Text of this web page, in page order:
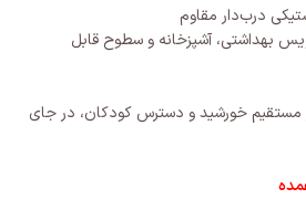
درب‌دار مقاوم
بهداشتی، آشپزخانه و سطوح قابل
مستقیم خورشید و دسترس کودکان، در جای